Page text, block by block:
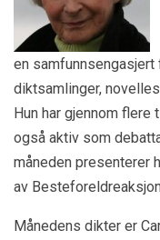
en
diktsamlinger,
Hun har gjennom
også aktiv som
måneden presenterer
av
Månedens dikter er